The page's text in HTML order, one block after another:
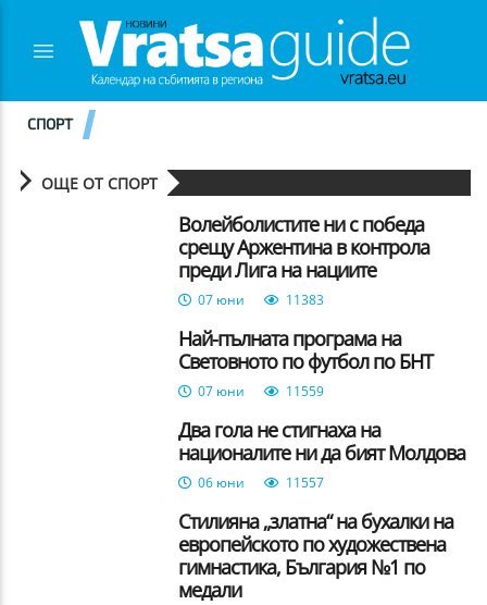
СПОРТ
ОЩЕ ОТ СПОРТ
Волейболистите ни с победа
срещу Аржентина в контрола
преди Лига на нациите
07 юни 11383
Най-пълната програма на
Световното по футбол по БНТ
07 юни 11559
Два гола не стигнаха на
националите ни да бият Молдова
06 юни 11557
Стилияна „златна“ на бухалки на
европейското по художествена
гимнастика, България №1 по
медали